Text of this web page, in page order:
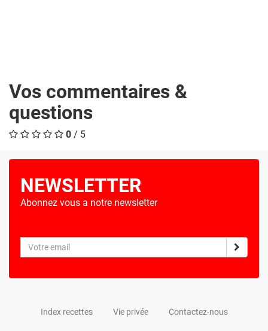
Vos commentaires &
questions
0 / 5
NEWSLETTER
Abonnez vous a notre newsletter
Index recettes Vie privée Contactez-nous